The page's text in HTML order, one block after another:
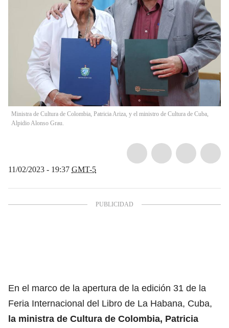
Ministra de Cultura de Colombia, Patricia Ariza, y el ministro de Cultura de Cuba,
Alpidio Alonso Grau.
11/02/2023 - 19:37 GMT-5
En el marco de la apertura de la edición 31 de la
Feria Internacional del Libro de La Habana, Cuba,
la ministra de Cultura de Colombia, Patricia